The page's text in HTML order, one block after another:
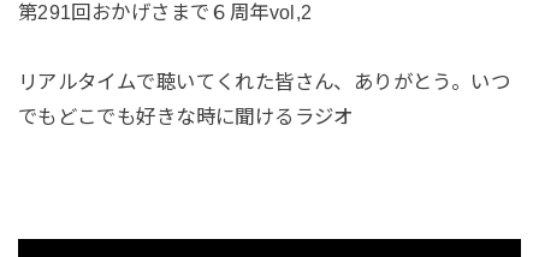
第291回おかげさまで６周年vol,2
リアルタイムで聴いてくれた皆さん、ありがとう。いつ
でもどこでも好きな時に聞けるラジオ